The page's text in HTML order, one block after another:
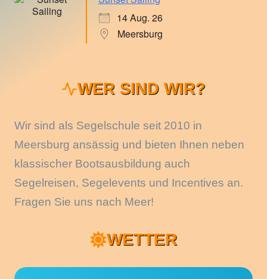
14 Aug. 26
Meersburg
WER SIND WIR?
Wir sind als Segelschule seit 2010 in
Meersburg ansässig und bieten Ihnen neben
klassischer Bootsausbildung auch
Segelreisen, Segelevents und Incentives an.
Fragen Sie uns nach Meer!
WETTER